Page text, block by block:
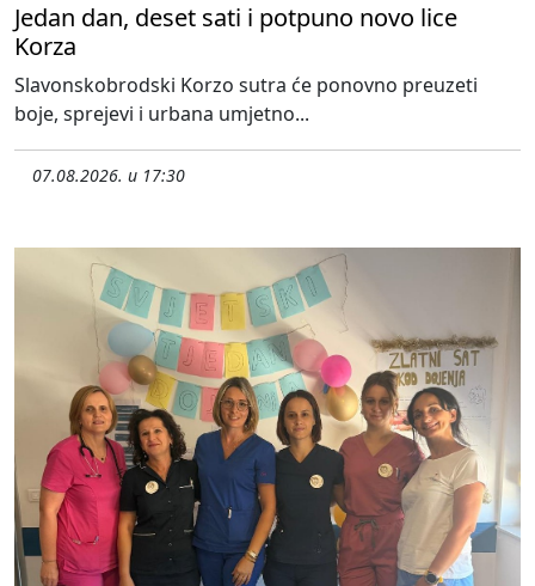
Jedan dan, deset sati i potpuno novo lice
Korza
Slavonskobrodski Korzo sutra će ponovno preuzeti
boje, sprejevi i urbana umjetno...
07.08.2026. u 17:30